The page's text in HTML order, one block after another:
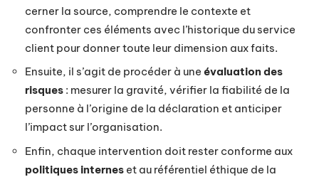
cerner la source, comprendre le contexte et
confronter ces éléments avec l’historique du service
client pour donner toute leur dimension aux faits.
Ensuite, il s’agit de procéder à une évaluation des
risques : mesurer la gravité, vérifier la fiabilité de la
personne à l’origine de la déclaration et anticiper
l’impact sur l’organisation.
Enfin, chaque intervention doit rester conforme aux
politiques internes et au référentiel éthique de la